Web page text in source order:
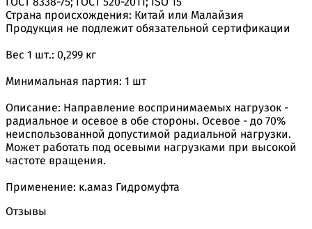
Страна происхождения: Китай или Малайзия
Продукция не подлежит обязательной сертификации
Вес 1 шт.: 0,299 кг
Минимальная партия: 1 шт
Описание: Направление воспринимаемых нагрузок -
радиальное и осевое в обе стороны. Осевое - до 70%
неиспользованной допустимой радиальной нагрузки.
Может работать под осевыми нагрузками при высокой
частоте вращения.
Применение: к.амаз Гидромуфта
Отзывы